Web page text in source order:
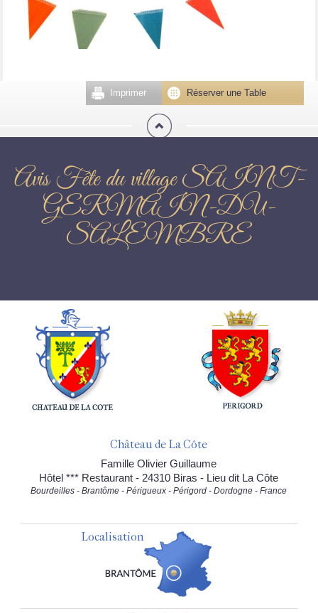
Réserver une Table
Imprimer
Avis Fête du village SAINT-
GERMAIN-DU-
SALEMBRE
Château de La Côte
Famille Olivier Guillaume
Hôtel *** Restaurant - 24310 Biras - Lieu dit La Côte
Bourdeilles - Brantôme - Périgueux - Périgord - Dordogne - France
Localisation